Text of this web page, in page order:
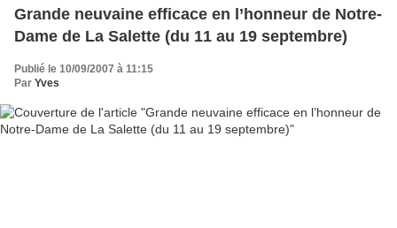
Grande neuvaine efficace en l’honneur de Notre-
Dame de La Salette (du 11 au 19 septembre)
Publié le 10/09/2007 à 11:15
Par Yves